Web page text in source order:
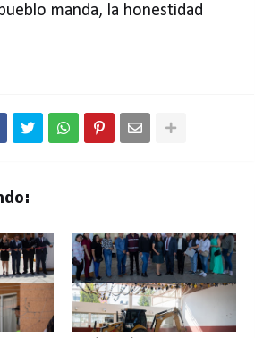
manda, la honestidad